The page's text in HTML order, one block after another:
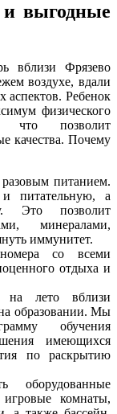
выгодные
вблизи Фрязево
воздухе, вдали
аспектов. Ребенок
физического
что позволит
качества. Почему
питанием.
питательную, а
Это позволит
минералами,
иммунитет.
со всеми
отдыха и
на лето вблизи
образовании. Мы
обучения
имеющихся
по раскрытию
оборудованные
комнаты,